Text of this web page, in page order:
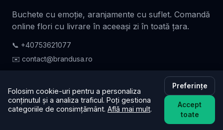
Buchete cu emoție, aranjamente cu suflet. Comandă
online flori cu livrare în aceeași zi în toată țara.
📞 +40753621077
✉️ contact@brandusa.ro
Servicii
Buchete de Flori
Folosim cookie-uri pentru a personaliza
conținutul și a analiza traficul. Poți gestiona
categoriile de consimțământ. Află mai mult.
Preferințe
Accept
toate